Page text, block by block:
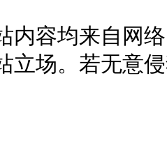
内容均来自网
立场。若无意